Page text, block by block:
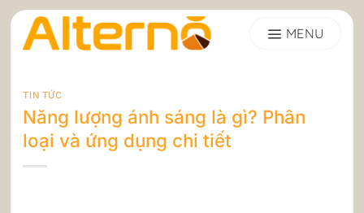
Skip
content
TIN TỨC
Năng lượng ánh sáng là gì? Phân
loại và ứng dụng chi tiết